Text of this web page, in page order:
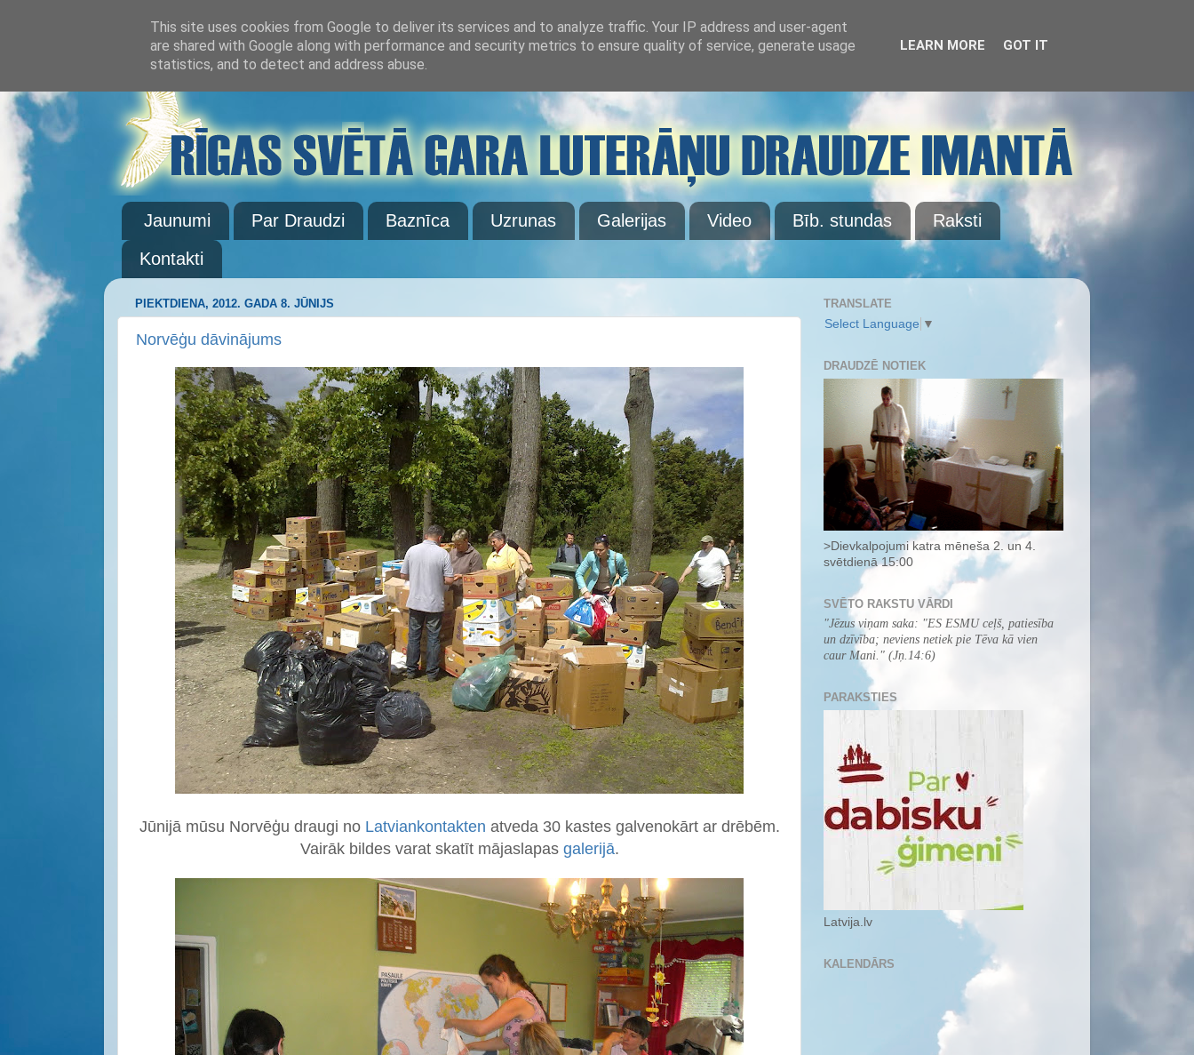
Jaunumi Par Draudzi Baznīca Uzrunas Galerijas Video Bīb. stundas
Raksti
Kontakti
PIEKTDIENA, 2012. GADA 8. JŪNIJS
Norvēģu dāvinājums
Jūnijā mūsu Norvēģu draugi no Latviankontakten atveda 30 kastes galvenokārt ar drēbēm.
Vairāk bildes varat skatīt mājaslapas galerijā.
TRANSLATE
Select Language ▼
DRAUDZĒ NOTIEK
>Dievkalpojumi katra mēneša 2. un 4.
svētdienā 15:00
SVĒTO RAKSTU VĀRDI
"Jēzus viņam saka: "ES ESMU ceļš, patiesība
un dzīvība; neviens netiek pie Tēva kā vien
caur Mani. " (Jņ.14:6)
PARAKSTIES
Latvija.lv
KALENDĀRS
This site uses cookies from Google to deliver its services and to analyze traffic. Your IP address and user-agent
are shared with Google along with performance and security metrics to ensure quality of service, generate usage
statistics, and to detect and address abuse.
LEARN MORE GOT IT